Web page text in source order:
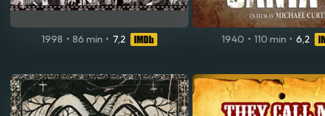
1998 • 86 min • 7,2 1940 • 110 min • 6,2